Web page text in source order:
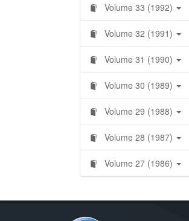
Volume 33 (1992)
Volume 32 (1991)
Volume 31 (1990)
Volume 30 (1989)
Volume 29 (1988)
Volume 28 (1987)
Volume 27 (1986)